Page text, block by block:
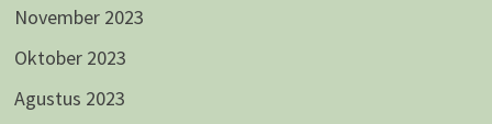
November 2023
Oktober 2023
Agustus 2023